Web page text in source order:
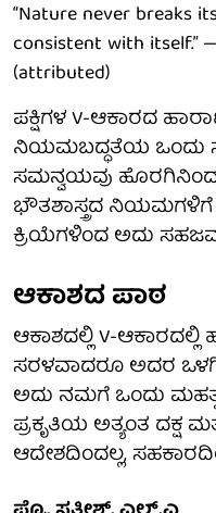
“Nature never breaks
consistent with itself.”
(attributed)
ಪಕ್ಷಿಗಳ V-ಆಕಾರದ
ನಿಯಮಬದ್ಧತೆಯ ಒಂದು
ಸಮನ್ವಯವು ಹೊರಗಿನಿಂದ
ಭೌತಶಾಸ್ತ್ರದ ನಿಯಮಗಳಿಗೆ
ಕ್ರಿಯೆಗಳಿಂದ ಅದು
ಆಕಾಶದ ಪಾಠ
ಆಕಾಶದಲ್ಲಿ V-ಆಕಾರದಲ್ಲಿ
ಸರಳವಾದರೂ ಅದರ
ಅದು ನಮಗೆ ಒಂದು
ಪ್ರಕೃತಿಯ ಅತ್ಯಂತ ದಕ್ಷ
ಆದೇಶದಿಂದಲ್ಲ,